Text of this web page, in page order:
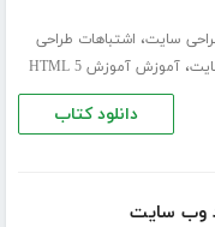
سایت، اشتباهات طراحی
،آموزش آموزش HTML 5
دانلود کتاب
وب سایت